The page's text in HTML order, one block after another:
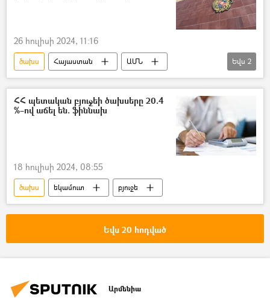
26 հուլիսի 2024, 11:16
ծախս Հայաստան
ԱՄՆ
Զորավարժություններ
ՀՀ պաշտպանության նախարարություն (ՊՆ)
Եվս 2
ՀՀ պետական բյուջեի ծախսերը 20.4
%–ով աճել են. ֆիննախ
18 հուլիսի 2024, 08:55
ծախս եկամուտ բյուջե
Եվս 20 հոդված
Արմենիա